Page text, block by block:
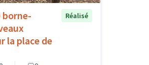
borne-
la place de
Réalisé